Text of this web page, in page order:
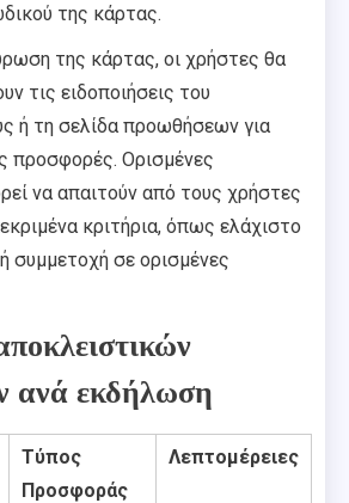
της κάρτας.
της κάρτας, οι χρήστες θα
τις ειδοποιήσεις του
ή τη σελίδα προωθήσεων για
προσφορές. Ορισμένες
να απαιτούν από τους χρήστες
κριτήρια, όπως ελάχιστο
συμμετοχή σε ορισμένες
ανά εκδήλωση
Τύπος
Προσφοράς
Λεπτομέρειες